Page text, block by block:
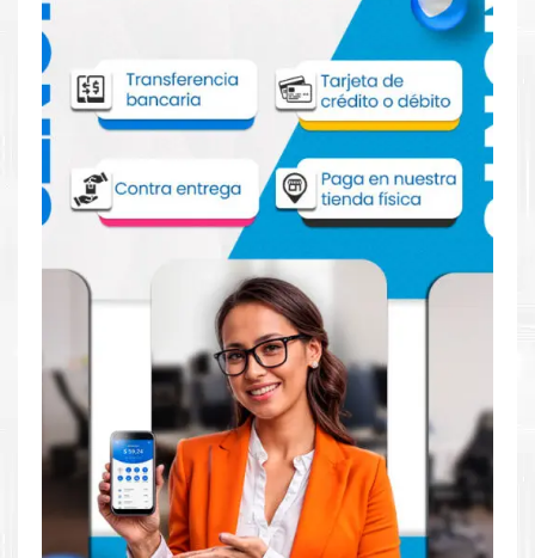
Comprar Tinta HP 981Y Negro para
impresora HP 556DN 586DN
Aprovecha nuestra experiencia y atención para adquirir tus
productos. Tenemos promociones todos los dias. Escríbenos o
visítanos hoy para encontrar la solución perfecta para tu
impresoraHP, como laTinta HP 981Y Negro para impresora
Dónde comprar Tinta para impresora HP
556DN 586DN en Lima o para provincia
Tienda autorizada por HP. Descubre la mejor manera de
abastecerte deTinta HP 981Y Negro para impresora HP
556DN 586DN . Ofrecemos una amplia selección de productos
originales que garantizan un rendimiento óptimo y duradero
para tus necesidades de impresión.